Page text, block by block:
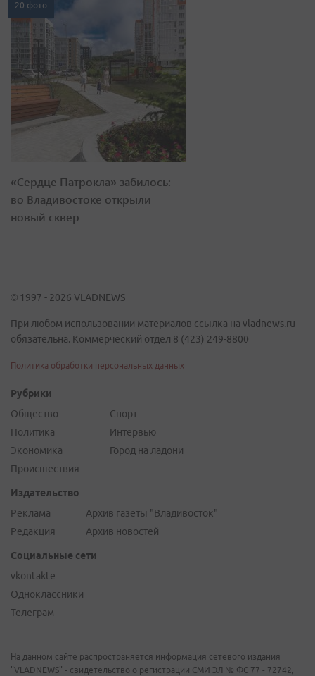
20 фото
«Сердце Патрокла» забилось:
во Владивостоке открыли
новый сквер
© 1997 - 2026 VLADNEWS
При любом использовании материалов ссылка на vladnews.ru
обязательна. Коммерческий отдел 8 (423) 249-8800
Политика обработки персональных данных
Рубрики
Общество
Политика
Экономика
Происшествия
Спорт
Интервью
Город на ладони
Издательство
Реклама
Редакция
Архив газеты "Владивосток"
Архив новостей
Социальные сети
vkontakte
Одноклассники
Телеграм
На данном сайте распространяется информация сетевого издания
"VLADNEWS" - свидетельство о регистрации СМИ ЭЛ № ФС 77 - 72742,